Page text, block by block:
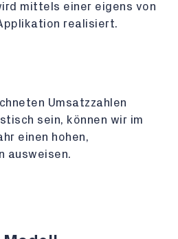
mittels einer eigens von
realisiert.
Umsatzzahlen
sein, können wir im
einen hohen,
ausweisen.